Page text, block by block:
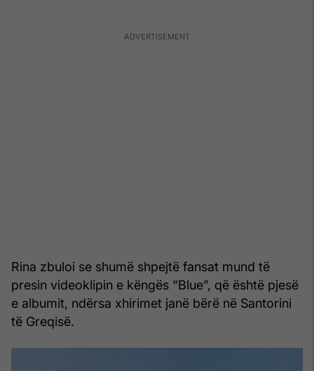
Rina zbuloi se shumë shpejtë fansat mund të
presin videoklipin e këngës “Blue”, që është pjesë
e albumit, ndërsa xhirimet janë bërë në Santorini
të Greqisë.